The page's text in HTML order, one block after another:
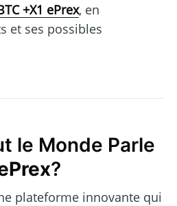
+X1 ePrex, en
et ses possibles
le Monde Parle
?
plateforme innovante qui